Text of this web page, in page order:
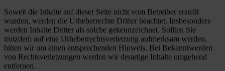
Soweit die Inhalte auf dieser Seite nicht vom Betreiber erstellt
wurden, werden die Urheberrechte Dritter beachtet. Insbesondere
werden Inhalte Dritter als solche gekennzeichnet. Sollten Sie
trotzdem auf eine Urheberrechtsverletzung aufmerksam werden,
bitten wir um einen entsprechenden Hinweis. Bei Bekanntwerden
von Rechtsverletzungen werden wir derartige Inhalte umgehend
entfernen.